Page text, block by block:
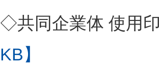
◇共同企業体 使用
KB】